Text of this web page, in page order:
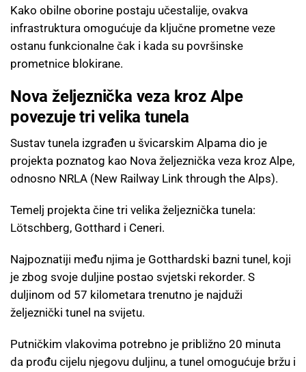
Kako obilne oborine postaju učestalije, ovakva
infrastruktura omogućuje da ključne prometne veze
ostanu funkcionalne čak i kada su površinske
prometnice blokirane.
Nova željeznička veza kroz Alpe
povezuje tri velika tunela
Sustav tunela izgrađen u švicarskim Alpama dio je
projekta poznatog kao Nova željeznička veza kroz Alpe,
odnosno NRLA (New Railway Link through the Alps).
Temelj projekta čine tri velika željeznička tunela:
Lötschberg, Gotthard i Ceneri.
Najpoznatiji među njima je Gotthardski bazni tunel, koji
je zbog svoje duljine postao svjetski rekorder. S
duljinom od 57 kilometara trenutno je najduži
željeznički tunel na svijetu.
Putničkim vlakovima potrebno je približno 20 minuta
da prođu cijelu njegovu duljinu, a tunel omogućuje bržu i